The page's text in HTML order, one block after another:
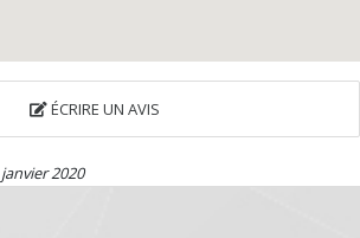
ÉCRIRE UN AVIS
2020